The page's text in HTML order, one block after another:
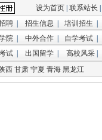
设为首页 联系站长
聘 招生信息 培训招生
院 中外合作 自学考试
试 出国留学 高校风采
西 甘肃 宁夏 青海 黑龙江